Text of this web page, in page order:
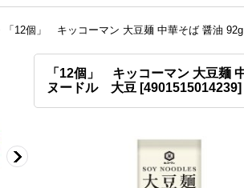
「12個」 キッコーマン 大豆麺 中華そば 醤油
「12個」 キッコーマン 大豆
ヌードル 大豆 [4901515014239]